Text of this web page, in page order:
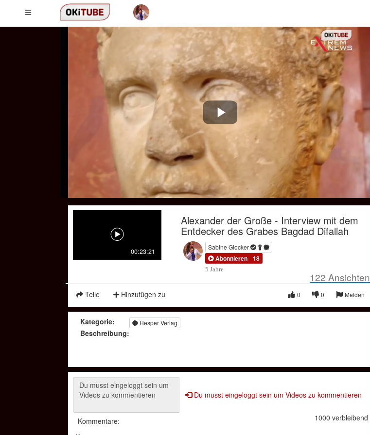
Play
Video
00:23:21
Alexander der Große - Interview mit dem
Entdecker des Grabes Bagdad Difallah
Sabine Glocker
Abonnieren 18
5 Jahre
122 Ansichten
Teile Hinzufügen zu Melden
0
0
Kategorie: Hesper Verlag
Beschreibung:
Du musst eingeloggt sein um Videos zu kommentieren
1000 verbleibend
Kommentare: